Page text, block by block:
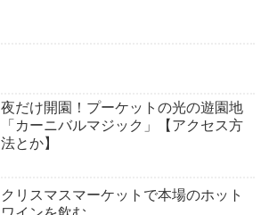
夜だけ開園！プーケットの光の遊園地
「カーニバルマジック」【アクセス方
法とか】
クリスマスマーケットで本場のホット